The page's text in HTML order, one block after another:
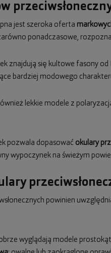
jest szeroka oferta
ponadczasowe,
znajdują się kultowe fasony od
bardziej modowego
lekkie modele z
pozwala dopasować okulary
wypoczynek na świeżym
powinien
wyglądają modele